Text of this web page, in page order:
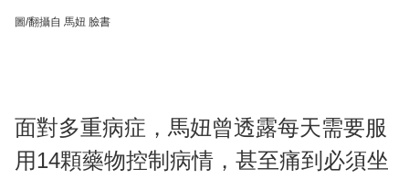
圖/翻攝自 馬妞 臉書
面對多重病症，馬妞曾透露每天需要服
用14顆藥物控制病情，甚至痛到必須坐